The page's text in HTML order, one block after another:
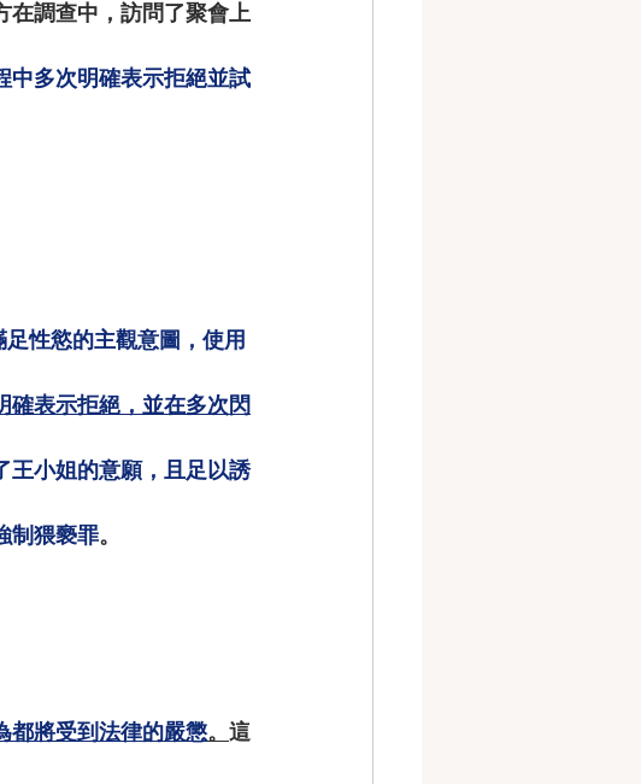
在調查中，訪問了聚會上
中多次明確表示拒絕並試
性慾的主觀意圖，使用
確表示拒絕，並在多次閃
王小姐的意願，且足以誘
制猥褻罪。
都將受到法律的嚴懲。 這